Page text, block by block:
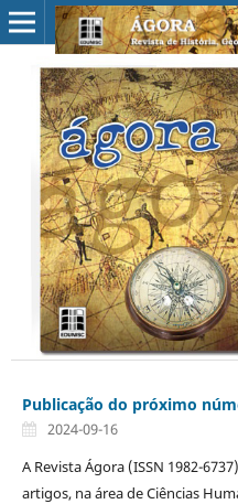
Publicação do próximo
2024-09-16
A Revista Ágora (ISSN 1982-
artigos, na área de Ciências